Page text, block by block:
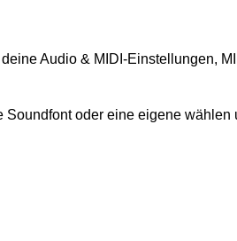
Audio & MIDI-Einstellungen,
Soundfont oder eine eigene wählen